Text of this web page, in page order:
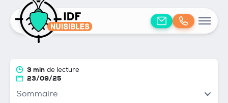
3 min de lecture
23/09/25
Sommaire